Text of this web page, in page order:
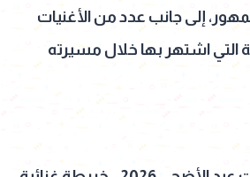
إلى جانب عدد من الأغنيات
التي اشتهر بها خلال مسيرته